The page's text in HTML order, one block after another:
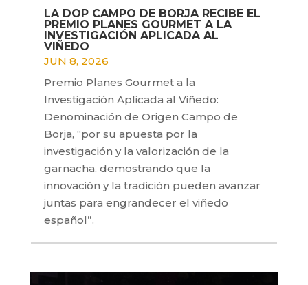
LA DOP CAMPO DE BORJA RECIBE EL
PREMIO PLANES GOURMET A LA
INVESTIGACIÓN APLICADA AL
VIÑEDO
JUN 8, 2026
Premio Planes Gourmet a la
Investigación Aplicada al Viñedo:
Denominación de Origen Campo de
Borja, “por su apuesta por la
investigación y la valorización de la
garnacha, demostrando que la
innovación y la tradición pueden avanzar
juntas para engrandecer el viñedo
español”.